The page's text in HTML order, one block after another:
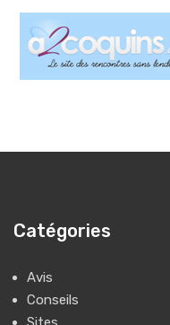
Catégories
Avis
Conseils